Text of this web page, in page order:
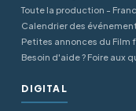
Toute la production -
Calendrier des
Petites annonces du Film
Besoin d'aide ? Foire aux
DIGITAL